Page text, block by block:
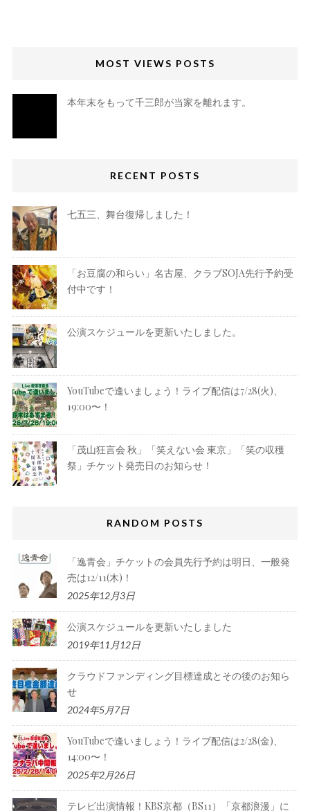
MOST VIEWS POSTS
本年末をもって千三郎が当家を離れます。
RECENT POSTS
七五三、舞台復帰しました！
「お豆腐の和らい」名古屋、クラブSOJA先行予約受
付中です！
公演スケジュールを更新いたしました。
YouTubeで逢いましょう！ライブ配信は7/28(火)、
19:00〜！
「茂山狂言会 秋」「笑えない会 東京」「笑の収穫
祭」チケット発売日のお知らせ！
RANDOM POSTS
「逸青会」チケットの会員先行予約は明日、一般発
売は12/11(木)！
2025年12月3日
公演スケジュールを更新いたしました
2019年11月12日
クラウドファンディング目標達成とその後のお知ら
せ
2024年5月7日
YouTubeで逢いましょう！ライブ配信は2/28(金)、
14:00〜！
2025年2月26日
テレビ出演情報！KBS京都（BS11）「京都浪漫」に